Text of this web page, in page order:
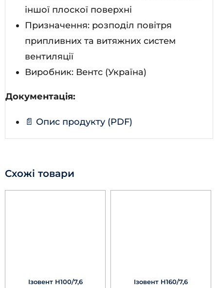
іншої плоскої поверхні
Призначення: розподіл повітря
припливних та витяжних систем
вентиляції
Виробник: Вентс (Україна)
Документація:
📄 Опис продукту (PDF)
Схожі товари
Ізовент Н100/7,6 Ізовент Н160/7,6